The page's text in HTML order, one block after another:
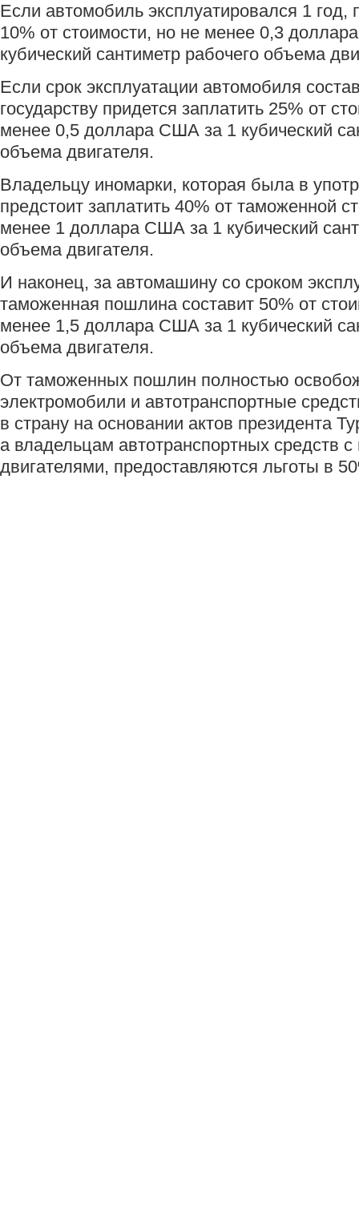
Если автомобиль эксплуатировался 1 год,
10% от стоимости, но не менее 0,3
кубический сантиметр рабочего объема
Если срок эксплуатации автомобиля
государству придется заплатить 25% от
менее 0,5 доллара США за 1 кубический
объема двигателя.
Владельцу иномарки, которая была в
предстоит заплатить 40% от таможенной
менее 1 доллара США за 1 кубический
объема двигателя.
И наконец, за автомашину со сроком
таможенная пошлина составит 50% от
менее 1,5 доллара США за 1 кубический
объема двигателя.
От таможенных пошлин полностью
электромобили и автотранспортные
в страну на основании актов президента
а владельцам автотранспортных средств
двигателями, предоставляются льготы в